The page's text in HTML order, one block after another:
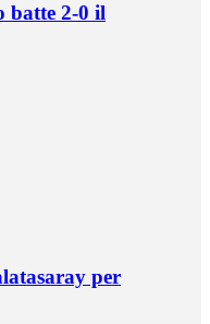
batte 2-0 il
per